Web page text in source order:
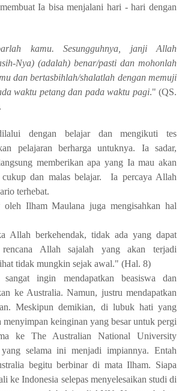
Ia bisa menjalani hari - hari dengan
kamu. Sesungguhnya, janji Allah
Nya) (adalah) benar/pasti dan mohonlah
dan bertasbihlah/shalatlah dengan memuji
waktu petang dan pada waktu pagi." (QS.
dengan belajar dan mengikuti tes
pelajaran berharga untuknya. Ia sadar,
memberikan apa yang Ia mau akan
dan malas belajar.
Ia percaya Allah
terhebat.
oleh Ilham Maulana juga mengisahkan hal
Allah berkehendak, tidak ada yang dapat
rencana Allah sajalah yang akan terjadi
tidak mungkin sejak awal." (Hal. 8)
ingin mendapatkan beasiswa dan
ke Australia.Namun, justru mendapatkan
Meskipun demikian, di lubuk hati yang
menyimpan keinginan yang besar untuk pergi
ke The Australian National University
selama ini menjadi impiannya. Entah
begitu berbinar di mata Ilham. Siapa
ke Indonesia selepas menyelesaikan studi di